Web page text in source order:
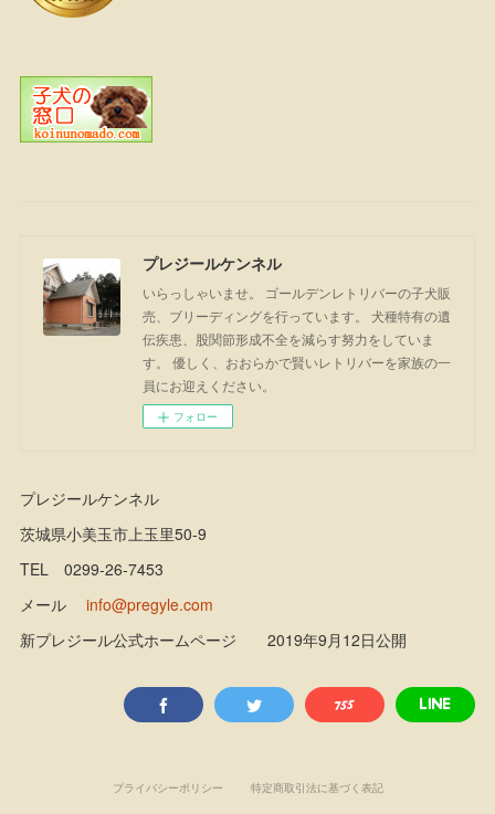
プレジールケンネル
いらっしゃいませ。 ゴールデンレトリバーの子犬販
売、ブリーディングを行っています。 犬種特有の遺
伝疾患、股関節形成不全を減らす努力をしていま
す。 優しく、おおらかで賢いレトリバーを家族の一
員にお迎えください。
フォロー
プレジールケンネル
茨城県小美玉市上玉里50-9
TEL 0299-26-7453
メールinfo@pregyle.com
新プレジール公式ホームページ 2019年9月12日公開
プライバシーポリシー 特定商取引法に基づく表記